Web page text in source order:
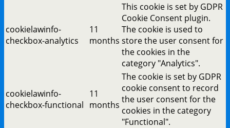
cookielawinfo-
checkbox-analytics
11
months
This cookie is set by GDPR
Cookie Consent plugin.
The cookie is used to
store the user consent for
the cookies in the
category "Analytics".
cookielawinfo-
checkbox-functional
11
months
The cookie is set by GDPR
cookie consent to record
the user consent for the
cookies in the category
"Functional".